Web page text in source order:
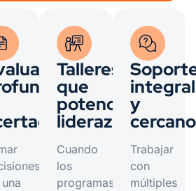
Talleres
que
potencian
liderazgo
Cuando
los
programas
integral
y
cercano
Trabajar
con
múltiples